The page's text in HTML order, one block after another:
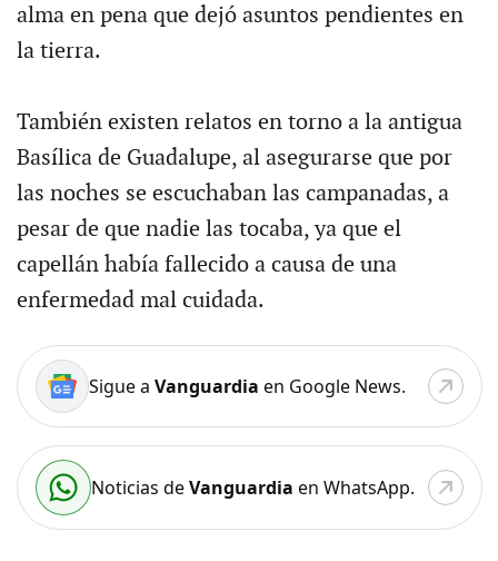
alma en pena que dejó asuntos pendientes en
la tierra.
También existen relatos en torno a la antigua
Basílica de Guadalupe, al asegurarse que por
las noches se escuchaban las campanadas, a
pesar de que nadie las tocaba, ya que el
capellán había fallecido a causa de una
enfermedad mal cuidada.
Sigue a Vanguardia en Google News.
Noticias deVanguardia en WhatsApp.